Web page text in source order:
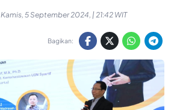
Kamis, 5 September 2024, | 21:42 WIT
Bagikan: